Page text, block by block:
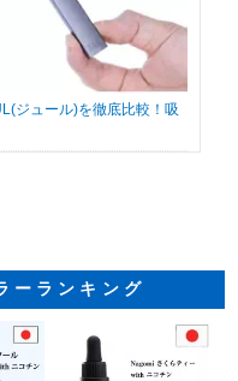
ジュール)を徹底比較！吸
ーランキング